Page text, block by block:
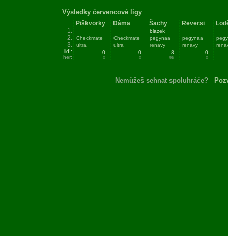
Výsledky červencové ligy
1.
2.
3.
lidí:
her:
Piškvorky
Checkmate
ultra
0
0
Dáma
Checkmate
ultra
0
0
Šachy
blazek
pegynaa
renavy
8
96
Reversi
pegynaa
renavy
0
0
Nemůžeš sehnat spoluhráče?